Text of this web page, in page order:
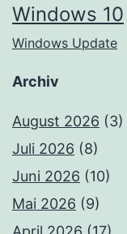
Windows 10
Windows Update
Archiv
August 2026 (3)
Juli 2026 (8)
Juni 2026 (10)
Mai 2026 (9)